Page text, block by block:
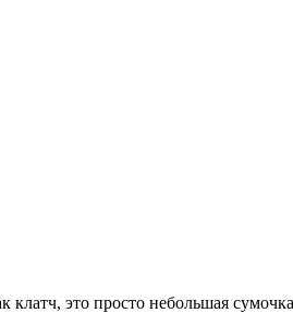
это просто небольшая